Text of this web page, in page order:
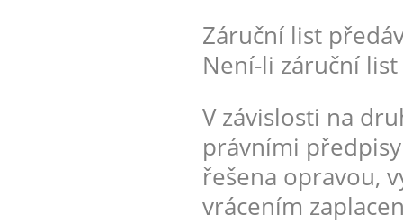
Záruční list
Není-li záruční
V závislosti na
právními
řešena opravou,
vrácením